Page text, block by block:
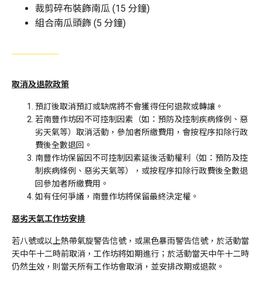
裁剪碎布裝飾南瓜 (15 分鐘)
組合南瓜頭飾 (5 分鐘)
取消及退款政策
預訂後取消預訂或缺席將不會獲得任何退款或轉讓。
若南豐作坊因不可控制因素（如：預防及控制疾病條例、惡
劣天氣等）取消活動，參加者所繳費用，會按程序扣除行政
費後全數退回。
南豐作坊保留因不可控制因素延後活動權利（如：預防及控
制疾病條例、惡劣天氣等），或按程序扣除行政費後全數退
回參加者所繳費用。
如有任何爭議，南豐作坊將保留最終決定權。
惡劣天氣工作坊安排
若八號或以上熱帶氣旋警告信號，或黑色暴雨警告信號，於活動當
天中午十二時前取消，工作坊將如期進行；於活動當天中午十二時
仍然生效，則當天所有工作坊會取消，並安排改期或退款。